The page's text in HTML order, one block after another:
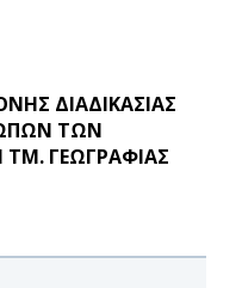
ΔΙΑΔΙΚΑΣΙΑΣ
ΤΩΝ
ΓΕΩΓΡΑΦΙΑΣ